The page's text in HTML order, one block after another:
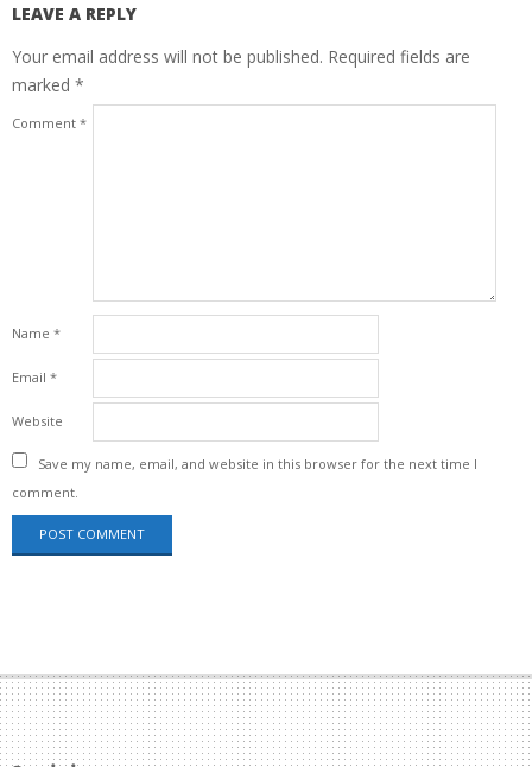
LEAVE A REPLY
Your email address will not be published. Required fields are
marked *
Comment *
Name *
Email *
Website
Save my name, email, and website in this browser for the next time I
comment.